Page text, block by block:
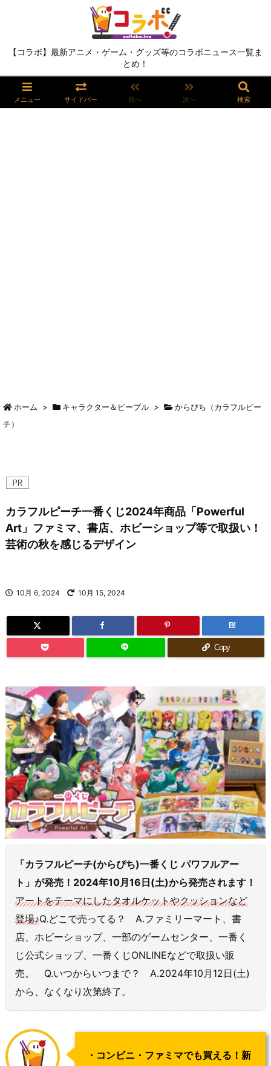
【コラボ】最新アニメ・ゲーム・グッズ等のコラボニュース一覧ま
とめ！
メニュー サイドバー 前へ 次へ 検索
ホーム > キャラクター＆ピープル >
からぴち（カラフルピー
チ）
カラフルピーチ一番くじ2024年商品「Powerful
Art」ファミマ、書店、ホビーショップ等で取扱い！
芸術の秋を感じるデザイン
10月 6, 2024 10月 15, 2024
B!
Copy
「カラフルピーチ(からぴち)一番くじ パワフルアー
ト」が発売！2024年10月16日(土)から発売されます！
アートをテーマにしたタオルケットやクッションなど
登場♪Q.どこで売ってる？ A.ファミリーマート、書
店、ホビーショップ、一部のゲームセンター、一番く
じ公式ショップ、一番くじONLINEなどで取扱い販
売。 Q.いつからいつまで？ A.2024年10月12日(土)
から、なくなり次第終了。
・コンビニ・ファミマでも買える！新